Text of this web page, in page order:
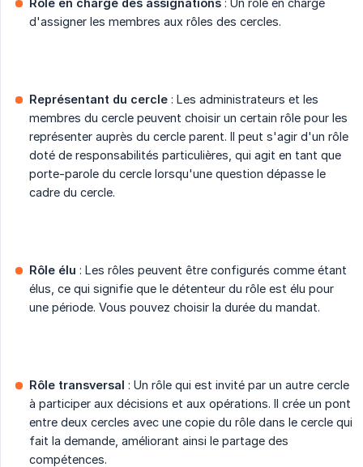
d'assigner les membres aux rôles des cercles.
Représentant du cercle : Les administrateurs et les
membres du cercle peuvent choisir un certain rôle pour les
représenter auprès du cercle parent. Il peut s'agir d'un rôle
doté de responsabilités particulières, qui agit en tant que
porte-parole du cercle lorsqu'une question dépasse le
cadre du cercle.
Rôle élu : Les rôles peuvent être configurés comme étant
élus, ce qui signifie que le détenteur du rôle est élu pour
une période. Vous pouvez choisir la durée du mandat.
Rôle transversal : Un rôle qui est invité par un autre cercle
à participer aux décisions et aux opérations. Il crée un pont
entre deux cercles avec une copie du rôle dans le cercle qui
fait la demande, améliorant ainsi le partage des
compétences.